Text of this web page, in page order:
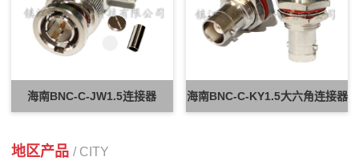
海南BNC-C-JW1.5连接器 海南BNC-C-KY1.5大六角连接器
地区产品 / CITY